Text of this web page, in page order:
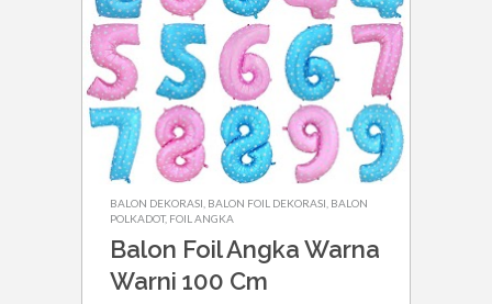
BALON DEKORASI BALON FOIL DEKORASI BALON
POLKADOT, FOIL ANGKA
Balon Foil Angka Warna
Warni 100 Cm